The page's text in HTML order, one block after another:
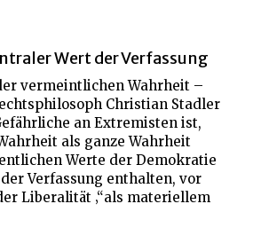
Wert der Verfassung
vermeintlichen Wahrheit –
Christian Stadler
an Extremisten ist,
als ganze Wahrheit
Werte der Demokratie
Verfassung enthalten, vor
Liberalität ‚“als materiellem